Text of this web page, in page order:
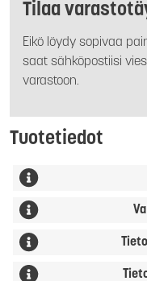
Tilaa
Eikö löydy sopivaa
saat sähköpostiisi
varastoon.
Tuotetiedot